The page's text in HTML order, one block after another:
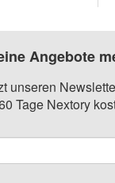
Angebote
unseren
Tage Nextory